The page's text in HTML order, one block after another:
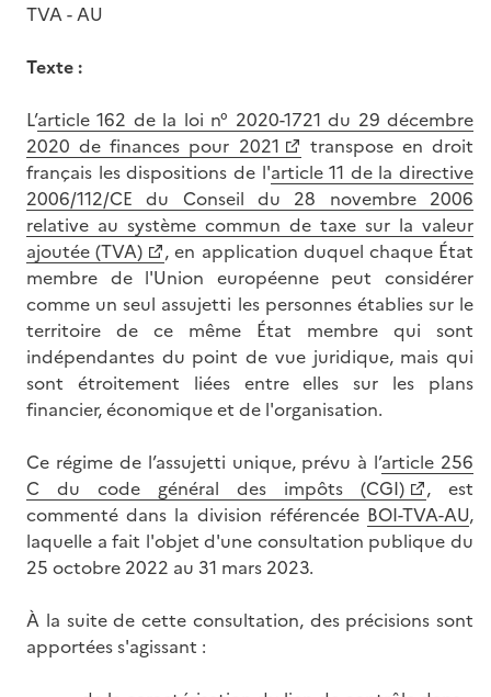
TVA - AU
Texte :
L’article 162 de la loi n° 2020-1721 du 29 décembre
2020 de finances pour 2021
transpose en droit
français les dispositions de l'article 11 de la directive
2006/112/CE du Conseil du 28 novembre 2006
relative au système commun de taxe sur la valeur
ajoutée (TVA)
, en application duquel chaque État
membre de l'Union européenne peut considérer
comme un seul assujetti les personnes établies sur le
territoire de ce même État membre qui sont
indépendantes du point de vue juridique, mais qui
sont étroitement liées entre elles sur les plans
financier, économique et de l'organisation.
Ce régime de l’assujetti unique, prévu à l’article 256
C du code général des impôts (CGI)
, est
commenté dans la division référencée BOI-TVA-AU,
laquelle a fait l'objet d'une consultation publique du
25 octobre 2022 au 31 mars 2023.
À la suite de cette consultation, des précisions sont
apportées s'agissant :